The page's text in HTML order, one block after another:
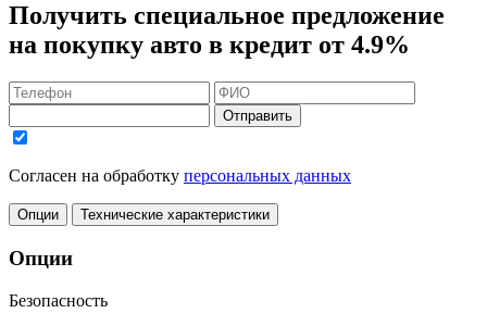
Получить специальное предложение
на покупку авто в кредит от 4.9%
Отправить
Согласен на обработку персональных данных
Опции Технические характеристики
Опции
Безопасность